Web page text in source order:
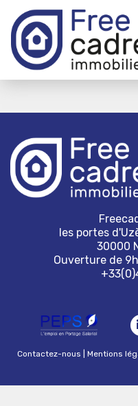
les portes
30000
Ouverture de
Contactez-nous |Mentions